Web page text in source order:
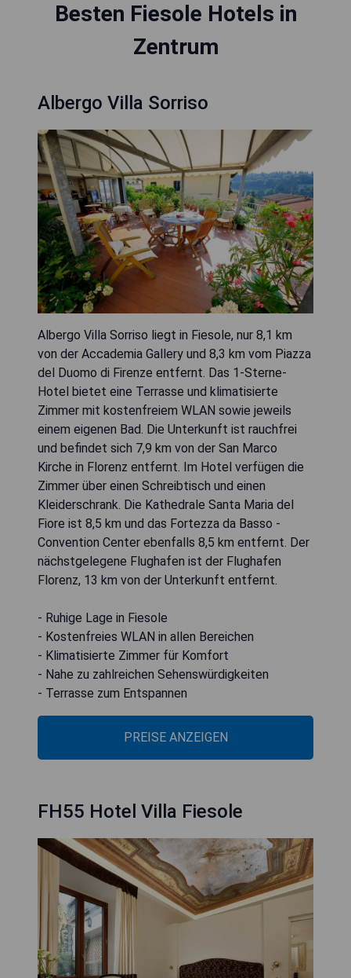
Besten Fiesole Hotels in
Zentrum
Albergo Villa Sorriso
Albergo Villa Sorriso liegt in Fiesole, nur 8,1 km
von der Accademia Gallery und 8,3 km vom Piazza
del Duomo di Firenze entfernt. Das 1-Sterne-
Hotel bietet eine Terrasse und klimatisierte
Zimmer mit kostenfreiem WLAN sowie jeweils
einem eigenen Bad. Die Unterkunft ist rauchfrei
und befindet sich 7,9 km von der San Marco
Kirche in Florenz entfernt. Im Hotel verfügen die
Zimmer über einen Schreibtisch und einen
Kleiderschrank. Die Kathedrale Santa Maria del
Fiore ist 8,5 km und das Fortezza da Basso -
Convention Center ebenfalls 8,5 km entfernt. Der
nächstgelegene Flughafen ist der Flughafen
Florenz, 13 km von der Unterkunft entfernt.
- Ruhige Lage in Fiesole
- Kostenfreies WLAN in allen Bereichen
- Klimatisierte Zimmer für Komfort
- Nahe zu zahlreichen Sehenswürdigkeiten
- Terrasse zum Entspannen
PREISE ANZEIGEN
FH55 Hotel Villa Fiesole